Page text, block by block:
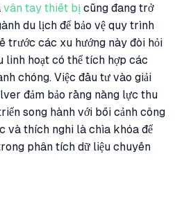
vân tay thiết bị cũng đang trở
du lịch để bảo vệ quy trình
trước các xu hướng này đòi hỏi
hoạt có thể tích hợp các
chóng. Việc đầu tư vào giải
đảm bảo rằng năng lực thu
song hành với bối cảnh công
và thích nghi là chìa khóa để
phân tích dữ liệu chuyến